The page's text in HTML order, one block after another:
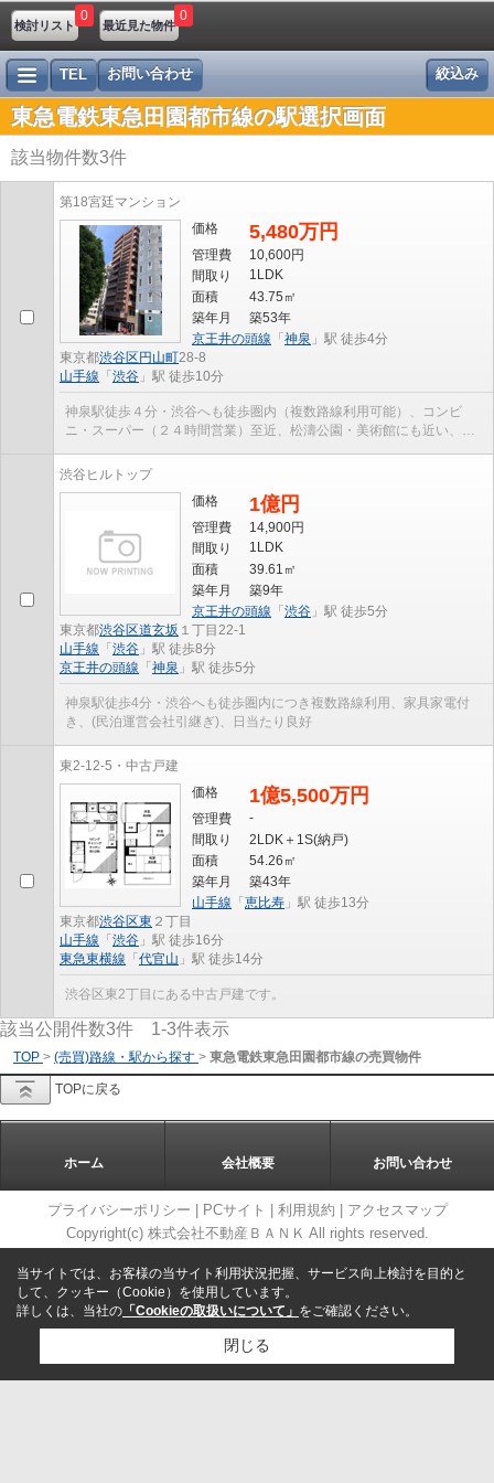
検討リスト
0
最近見た物件
0
絞込み
TEL お問い合わせ
東急電鉄東急田園都市線の駅選択画面
該当物件数3件
第18宮廷マンション
価格
5,480万円
管理費
10,600円
間取り
1LDK
面積
43.75㎡
築年月
築53年
東京都渋谷区 円山町28-8
京王井の頭線 「 神泉 」駅 徒歩4分
山手線 「 渋谷 」駅 徒歩10分
神泉駅徒歩４分・渋谷へも徒歩圏内（複数路線利用可能）、コンビ
ニ・スーパー（２４時間営業）至近、松濤公園・美術館にも近い、オ
渋谷ヒルトップ
価格
1億円
管理費
14,900円
間取り
1LDK
面積
39.61㎡
築年月
築9年
東京都渋谷区道玄坂 １丁目22-1
京王井の頭線 「 渋谷 」駅 徒歩5分
山手線 「 渋谷 」駅 徒歩8分
京王井の頭線 「 神泉 」駅 徒歩5分
神泉駅徒歩4分・渋谷へも徒歩圏内につき複数路線利用、家具家電付
き、(民泊運営会社引継ぎ)、日当たり良好
東2-12-5・中古戸建
価格
1億5,500万円
管理費
-
間取り
2LDK＋1S(納戸)
面積
54.26㎡
築年月
築43年
東京都渋谷区東 ２丁目
山手線 「 恵比寿 」駅 徒歩13分
山手線 「 渋谷 」駅 徒歩16分
東急東横線 「 代官山 」駅 徒歩14分
渋谷区東2丁目にある中古戸建です。
該当公開件数3件 1-3件表示
TOP > (売買)路線・駅から探す > 東急電鉄東急田園都市線の売買物件
TOPに戻る
ホーム 会社概要 お問い合わせ
プライバシーポリシー PCサイト 利用規約
アクセスマップ
Copyright(c) 株式会社不動産ＢＡＮＫ All rights reserved.
当サイトでは、お客様の当サイト利用状況把握、サービス向上検討を目的と
して、クッキー（Cookie）を使用しています。
詳しくは、当社の 「Cookieの取扱いについて」 をご確認ください。
閉じる